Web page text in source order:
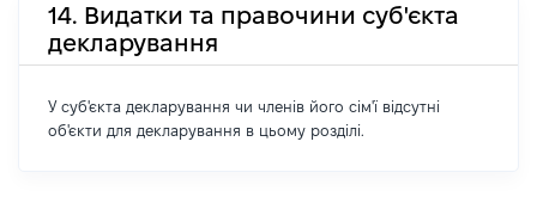
14. Видатки та правочини суб'єкта
декларування
У суб'єкта декларування чи членів його сім'ї відсутні
об'єкти для декларування в цьому розділі.